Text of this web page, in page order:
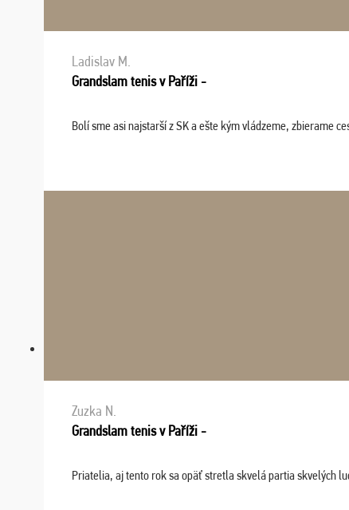
Ladislav M.
Grandslam tenis v Paříži -
Bolí sme asi najstarší z SK a ešte kým vládzeme, zbierame
Zuzka N.
Grandslam tenis v Paříži -
Priatelia, aj tento rok sa opäť stretla skvelá partia skvelých